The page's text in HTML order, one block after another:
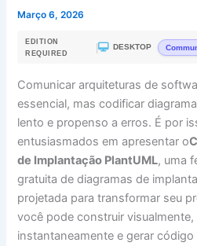
Março 6, 2026
EDITION
REQUIRED
| DESKTOP
Comunicar arquiteturas de
essencial, mas codificar
lento e propenso a erros. É por
entusiasmados em apresentar o
de Implantação PlantUML, uma
gratuita de diagramas de
projetada para transformar seu
você pode construir visualmente,
instantaneamente e gerar